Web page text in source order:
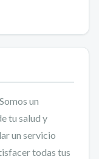
un
tu salud y
un servicio
todas tus